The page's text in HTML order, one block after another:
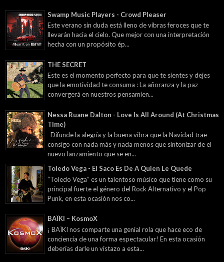
Swamp Music Players - Crowd Pleaser
Este verano sin duda está lleno de vibras feroces que te
llevarán hacia el cielo. Que mejor con una interpretación
hecha con un propósito ép...
THE SECRET
Este es el momento perfecto para que te sientes y dejes
que la emotividad te consuma : La añoranza y la paz
convergerá en nuestros pensamien...
Nessa Ruane Dalton - Love Is All Around (At Christmas
Time)
Difunde la alegría y la buena vibra que la Navidad trae
consigo con nada más y nada menos que sintonizar de el
nuevo lanzamiento que se en...
Toledo Vega - El Saco Es De A Quien Le Quede
“Toledo Vega” es un talentoso músico que tiene como su
principal fuerte el género del Rock Alternativo y el Pop
Punk, en esta ocasión nos co...
BAÏKI – KosmoX
¡ BAÏKI nos comparte una genial rola que hace eco de
conciencia de una forma espectacular! En esta ocasión
deberías darle un vistazo a esta...